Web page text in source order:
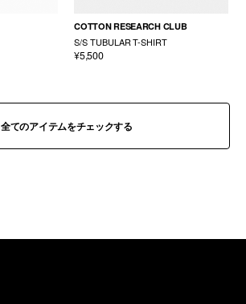
COTTON RESEARCH CLUB
S/S TUBULAR T-SHIRT
¥5,500
全てのアイテムをチェックする